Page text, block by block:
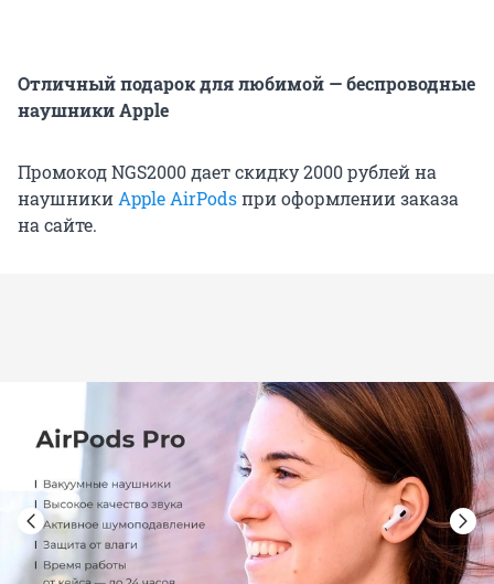
Отличный подарок для любимой — беспроводные
наушники Apple
Промокод NGS2000 дает скидку 2000 рублей на
наушники Apple AirPodsпри оформлении заказа
на сайте.